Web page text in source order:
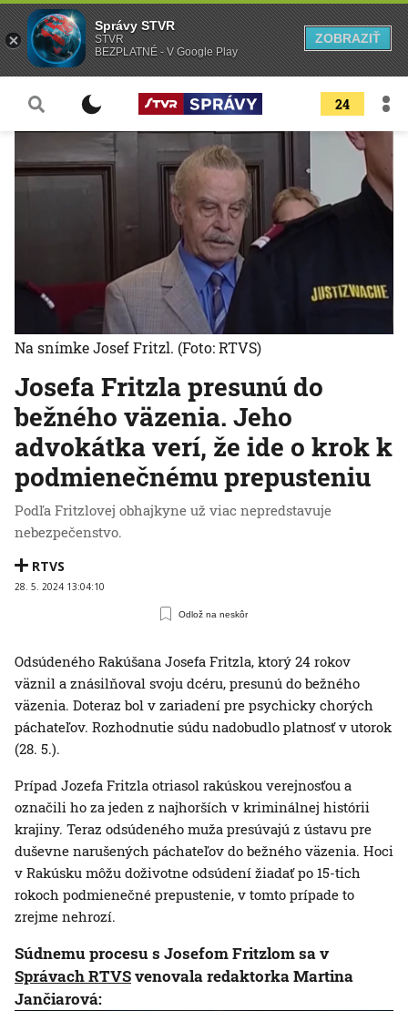
24
Josefa Fritzla presunú do
bežného väzenia. Jeho
advokátka verí, že ide o krok k
podmienečnému prepusteniu
Podľa Fritzlovej obhajkyne už viac nepredstavuje
nebezpečenstvo.
RTVS
28. 5. 2024 13:04:10
Odlož na neskôr
Na snímke Josef Fritzl. (Foto: RTVS)
Odsúdeného Rakúšana Josefa Fritzla, ktorý 24 rokov
väznil a znásilňoval svoju dcéru, presunú do bežného
väzenia. Doteraz bol v zariadení pre psychicky chorých
páchateľov. Rozhodnutie súdu nadobudlo platnosť v utorok
(28. 5.).
Prípad Jozefa Fritzla otriasol rakúskou verejnosťou a
označili ho za jeden z najhorších v kriminálnej histórii
krajiny. Teraz odsúdeného muža presúvajú z ústavu pre
duševne narušených páchateľov do bežného väzenia. Hoci
v Rakúsku môžu doživotne odsúdení žiadať po 15-tich
rokoch podmienečné prepustenie, v tomto prípade to
zrejme nehrozí.
Súdnemu procesu s Josefom Fritzlom sa v
Správach RTVSvenovala redaktorka Martina
Jančiarová:
Správy STVR
STVR
BEZPLATNÉ - V Google Play
ZOBRAZIŤ